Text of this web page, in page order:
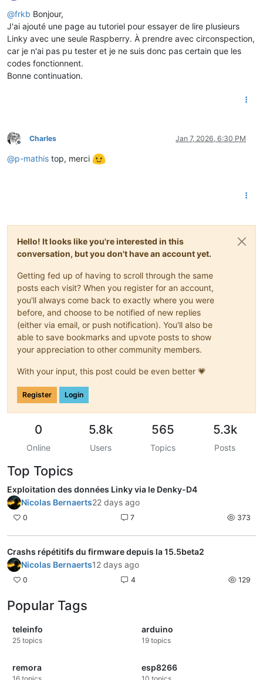
Offline
@frkb Bonjour,
J'ai ajouté une page au tutoriel pour essayer de lire plusieurs
Linky avec une seule Raspberry. À prendre avec circonspection,
car je n'ai pas pu tester et je ne suis donc pas certain que les
codes fonctionnent.
Bonne continuation.
Offline
Charles Jan 7, 2026, 6:30 PM
@p-mathis top, merci
Hello! It looks like you're interested in this
conversation, but you don't have an account yet.
Getting fed up of having to scroll through the same
posts each visit? When you register for an account,
you'll always come back to exactly where you were
before, and choose to be notified of new replies
(either via email, or push notification). You'll also be
able to save bookmarks and upvote posts to show
your appreciation to other community members.
With your input, this post could be even better 💗
Register Login
0
Online
5.8k
Users
565
Topics
5.3k
Posts
Top Topics
Exploitation des données Linky via le Denky-D4
Nicolas Bernaerts22 days ago
0 7 373
Crashs répétitifs du firmware depuis la 15.5beta2
Nicolas Bernaerts12 days ago
0 4 129
Popular Tags
teleinfo
25 topics
arduino
19 topics
remora esp8266